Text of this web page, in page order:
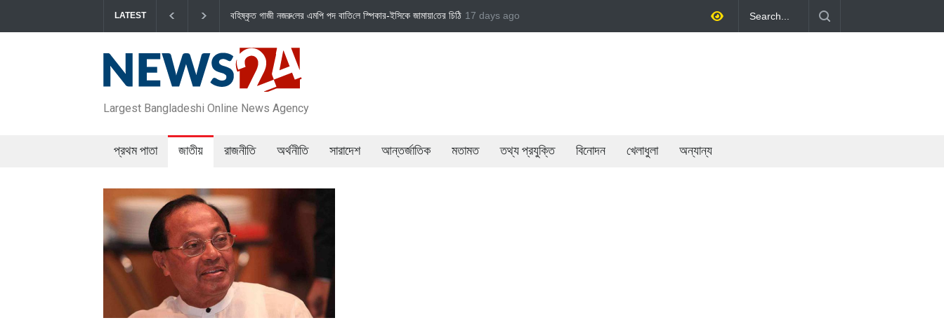
LATEST
বহিষ্কৃত গাজী নজরু‌লের এম‌পি পদ বা‌তি‌লে স্পিকার-ইসিকে জামায়া‌তের চি‌ঠি জামায়াত এমপি গাজী নজরুল ইসলামকে দল থেকে বহিষ্কার বেসরকারি খাতের গতিশীলতায় অর্থনীতি গড়ে তোলাই সরকারের মূল লক্ষ্য: প্রধানমন্ত্রী
17 days ago
Largest Bangladeshi Online News Agency
প্রথম পাতা জাতীয় রাজনীতি অর্থনীতি সারাদেশ আন্তর্জাতিক মতামত তথ্য প্রযুক্তি বিনোদন খেলাধুলা অন্যান্য